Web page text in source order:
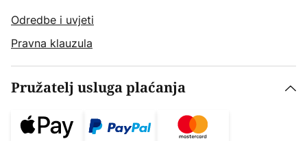
Odredbe i uvjeti
Pravna klauzula
Pružatelj usluga plaćanja